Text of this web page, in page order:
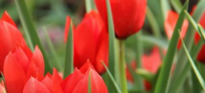
아이비 제라늄
어린모종 국화
접시꽃